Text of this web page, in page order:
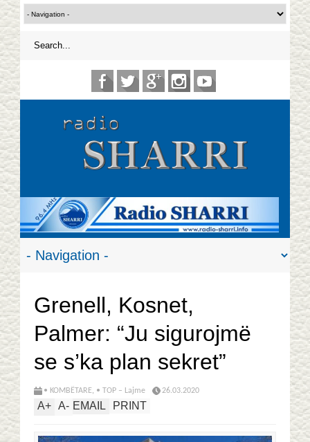
Grenell, Kosnet,
Palmer: “Ju sigurojmë
se s’ka plan sekret”
• KOMBËTARE, • TOP – Lajme 26.03.2020
A+ A- EMAIL PRINT